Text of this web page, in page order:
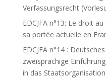
Verfassungsrecht
EDCJFA n°13: Le droit
sa portée actuelle en
EDCJFA n°14 :
zweisprachige
in das